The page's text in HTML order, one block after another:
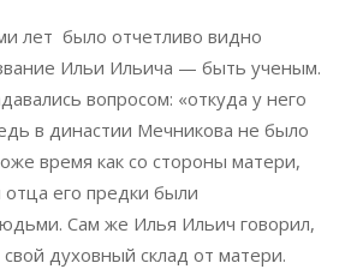
лет было отчетливо видно
Ильи Ильича — быть ученым.
вопросом: «откуда у него
в династии Мечникова не было
время как со стороны матери,
отца его предки были
Сам же Илья Ильич говорил,
духовный склад от матери.